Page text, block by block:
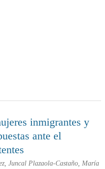
inmigrantes y
ante el
Juncal Plazaola-Castaño, María